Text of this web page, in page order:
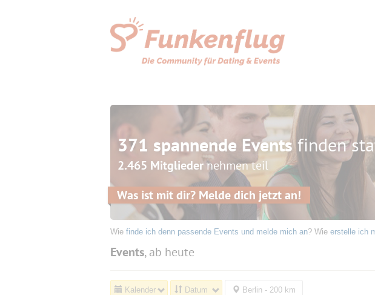
371 spannende Eventsfinden
2.465 Mitgliedernehmen teil
Was ist mit dir? Melde dich jetzt an!
Wie finde ich denn passende Events und melde mich an? Wie erstelle ich
Events, ab heute
Kalender Datum Berlin - 200 km